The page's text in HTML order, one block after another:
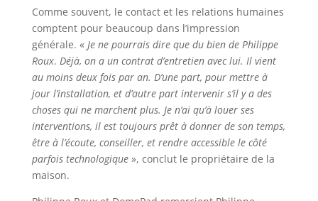
Comme souvent, le contact et les relations humaines
comptent pour beaucoup dans l’impression
générale. « Je ne pourrais dire que du bien de Philippe
Roux. Déjà, on a un contrat d’entretien avec lui. Il vient
au moins deux fois par an. D’une part, pour mettre à
jour l’installation, et d’autre part intervenir s’il y a des
choses qui ne marchent plus. Je n’ai qu’à louer ses
interventions, il est toujours prêt à donner de son temps,
être à l’écoute, conseiller, et rendre accessible le côté
parfois technologique », conclut le propriétaire de la
maison.